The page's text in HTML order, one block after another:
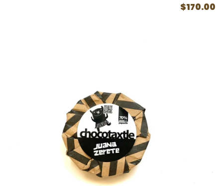
$170.00